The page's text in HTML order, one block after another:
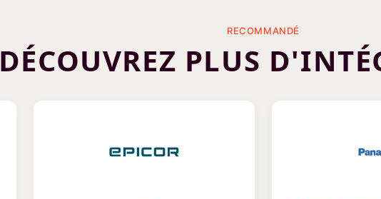
RECOMMANDÉ
DÉCOUVREZ PLUS